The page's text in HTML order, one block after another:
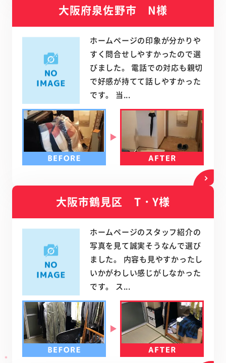
大阪府泉佐野市 N様
ホームページの印象が分かりや
すく問合せしやすかったので選
びました。 電話での対応も親切
で好感が持てて話しやすかった
です。 当...
大阪市鶴見区 T・Y様
ホームページのスタッフ紹介の
写真を見て誠実そうなんで選び
ました。 内容も見やすかったし
いかがわしい感じがしなかった
です。 ス...